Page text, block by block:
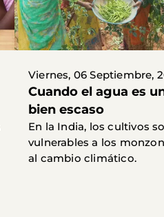
Viernes, 06 Septiembre,
Cuando el agua es
bien escaso
En la India, los cultivos
vulnerables a los
al cambio climático.